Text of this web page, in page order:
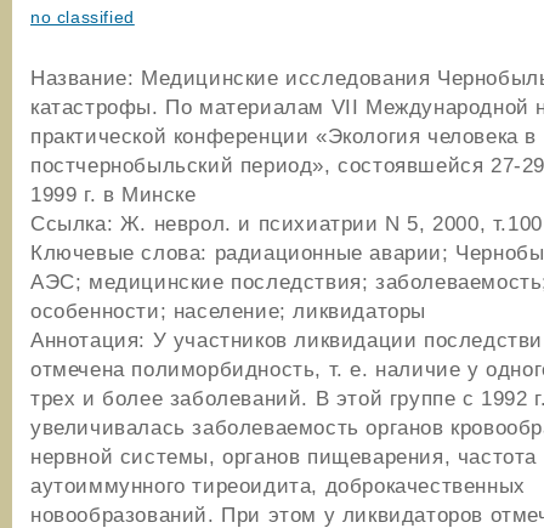
no classified
Название: Медицинские исследования
катастрофы. По материалам VII Международной
практической конференции «Экология человека в
постчернобыльский период», состоявшейся 27-
1999 г. в Минске
Ссылка: Ж. неврол. и психиатрии N 5, 2000,
Ключевые слова: радиационные аварии;
АЭС; медицинские последствия;
особенности; население; ликвидаторы
Аннотация: У участников ликвидации
отмечена полиморбидность, т. е. наличие у
трех и более заболеваний. В этой группе с 1992
увеличивалась заболеваемость органов
нервной системы, органов пищеварения, частота
аутоиммунного тиреоидита, доброкачественных
новообразований. При этом у ликвидаторов